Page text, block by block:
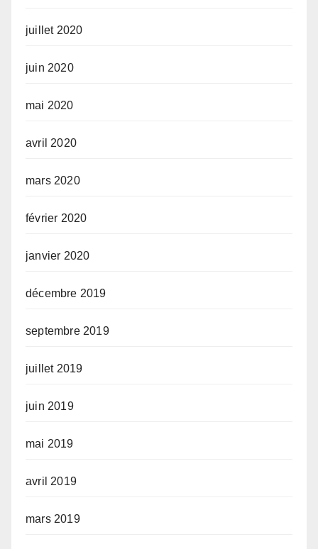
juillet 2020
juin 2020
mai 2020
avril 2020
mars 2020
février 2020
janvier 2020
décembre 2019
septembre 2019
juillet 2019
juin 2019
mai 2019
avril 2019
mars 2019